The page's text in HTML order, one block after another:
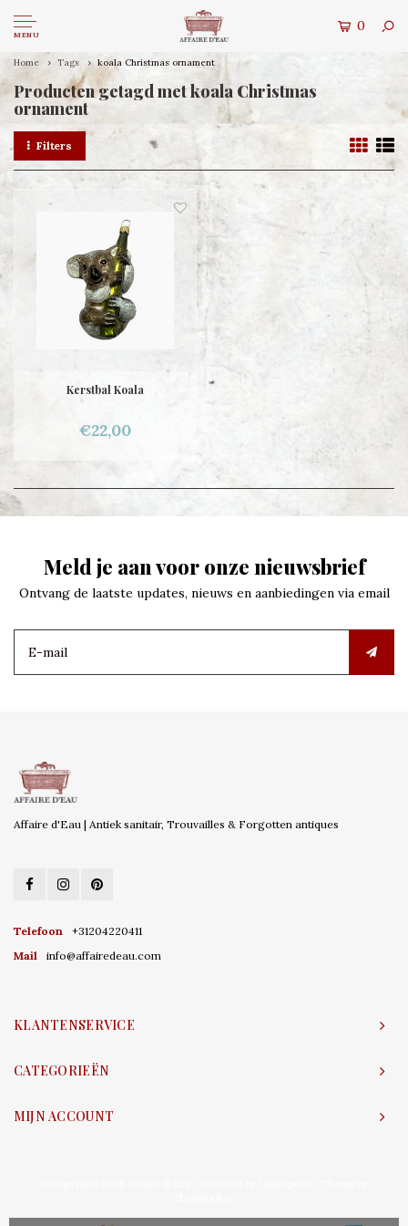
MENU
0
Home Tags koala Christmas ornament
Producten getagd met koala Christmas
ornament
Filters
Kerstbal Koala
€22,00
Meld je aan voor onze nieuwsbrief
Ontvang de laatste updates, nieuws en aanbiedingen via email
Affaire d'Eau | Antiek sanitair, Trouvailles & Forgotten antiques
Telefoon
+31204220411
Mail
info@affairedeau.com
KLANTENSERVICE
CATEGORIEËN
MIJN ACCOUNT